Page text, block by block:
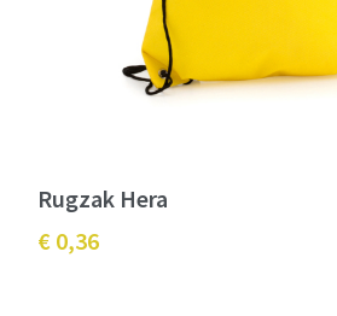
Rugzak Hera
€ 0,36